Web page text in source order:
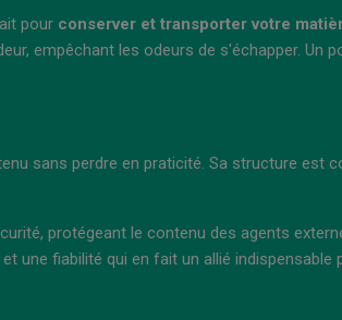
pour conserver et transporter votre
empêchant les odeurs de s'échapper. Un
sans perdre en praticité. Sa structure est
protégeant le contenu des agents
une fiabilité qui en fait un allié